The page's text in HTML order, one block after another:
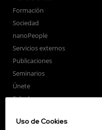
Formación
Sociedad
nanoPeople
Servicios externos
Publicaciones
Seminarios
Únete
Sala de prensa
Corporate Compliance
Uso de Cookies